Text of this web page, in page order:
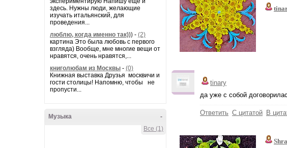
здесь. Нужны люди, желающие
изучать итальянский, для
проведения...
люблю, когда именно так))) - (2)
картина Это была любовь с первого
взгляда) Вообще, мне многие вещи от
нравятся, очень нравятся,...
книголюбам из Москвы - (0)
Книжная выставка Друзья москвичи и
гости столицы! Напомню, чтобы не
пропусти...
-
Музыка
Все (1)
tinary
да уже с собой
Ответить С цитатой В